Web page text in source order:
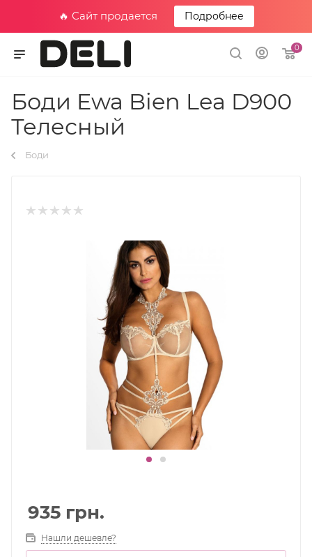
🔥 Сайт продается Подробнее
0
Боди Ewa Bien Lea D900
Телесный
Боди
935 грн.
Нашли дешевле?